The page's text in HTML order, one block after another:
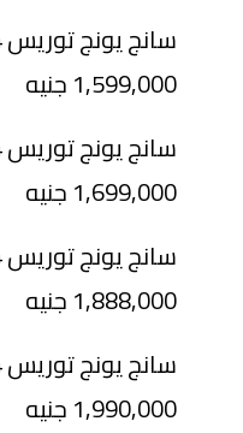
سانج يونج توريس 2024 1.5 A/T GDI-T Comfort
1,599,000 جنيه
سانج يونج توريس 2024 1.5 A/T GDI-T Advance
1,699,000 جنيه
سانج يونج توريس 2024 1.5 A/T GDI-T Luxury
1,888,000 جنيه
سانج يونج توريس 2024 1.5 A/T GDI-T Adventure
1,990,000 جنيه